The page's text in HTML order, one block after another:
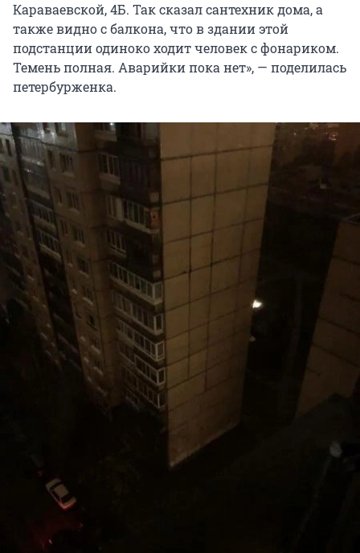
Караваевской, 4Б. Так сказал сантехник дома, а
также видно с балкона, что в здании этой
подстанции одиноко ходит человек с фонариком.
Темень полная. Аварийки пока нет», — поделилась
петербурженка.